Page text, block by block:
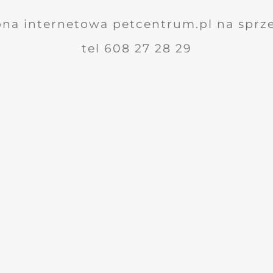
internetowa petcentrum.pl na
tel 608 27 28 29